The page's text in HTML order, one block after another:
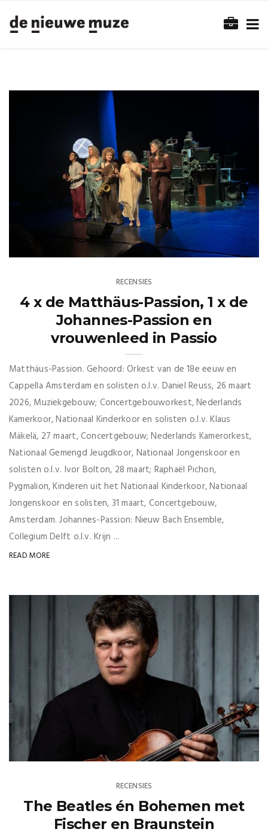
RECENSIES
4 x de Matthäus-Passion, 1 x de
Johannes-Passion en
vrouwenleed in Passio
Matthäus-Passion. Gehoord: Orkest van de 18e eeuw en
Cappella Amsterdam en solisten o.l.v. Daniel Reuss, 26 maart
2026, Muziekgebouw; Concertgebouworkest, Nederlands
Kamerkoor, Nationaal Kinderkoor en solisten o.l.v. Klaus
Mäkelä, 27 maart, Concertgebouw; Nederlands Kamerorkest,
Nationaal Gemengd Jeugdkoor, Nationaal Jongenskoor en
solisten o.l.v. Ivor Bolton, 28 maart; Raphaël Pichon,
Pygmalion, Kinderen uit het Nationaal Kinderkoor, Nationaal
Jongenskoor en solisten, 31 maart, Concertgebouw,
Amsterdam. Johannes-Passion: Nieuw Bach Ensemble,
Collegium Delft o.l.v. Krijn ...
READ MORE
RECENSIES
The Beatles én Bohemen met
Fischer en Braunstein